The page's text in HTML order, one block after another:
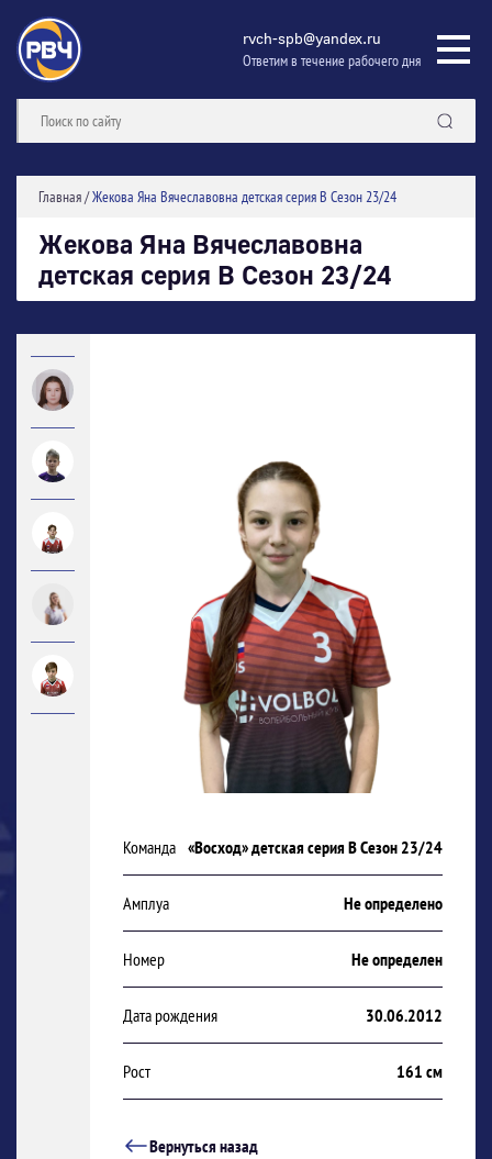
rvch-spb@yandex.ru
Ответим в течение рабочего дня
Главная/Жекова Яна Вячеславовна детская серия В Сезон 23/24
Жекова Яна Вячеславовна
детская серия В Сезон 23/24
Команда «Восход» детская серия В Сезон 23/24
Амплуа Не определено
Номер Не определен
Дата рождения 30.06.2012
Рост 161 см
Вернуться назад